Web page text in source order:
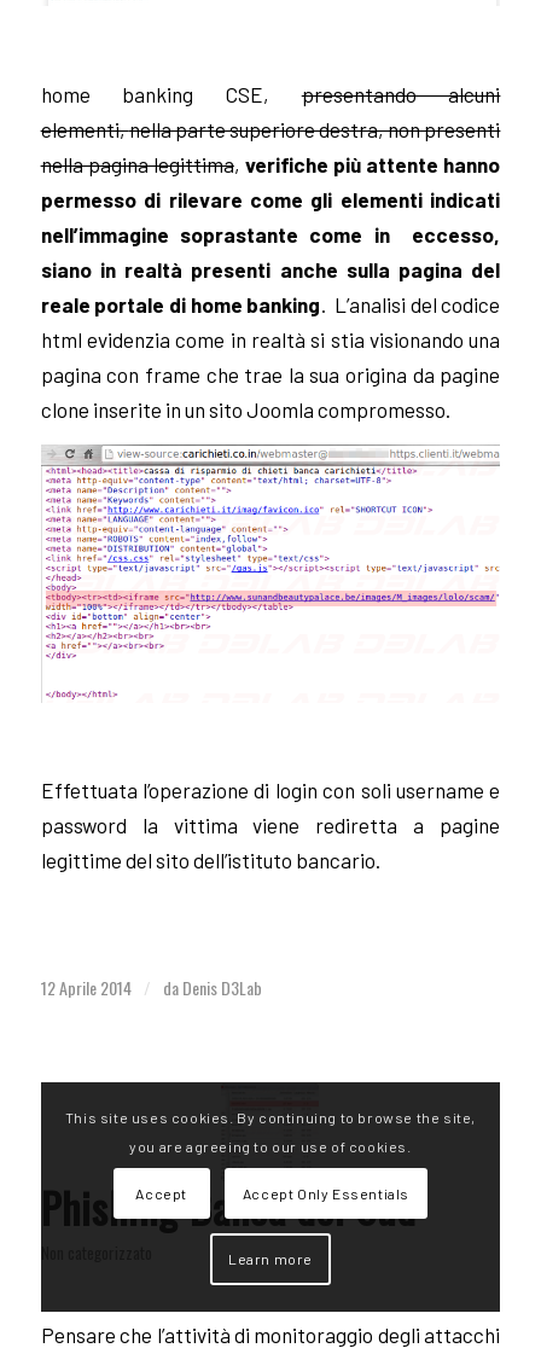
home banking CSE,presentando alcuni
elementi,nella parte superiore destra, non presenti
nella pagina legittima, verifiche più attente hanno
permesso di rilevare come gli elementi indicati
nell’immagine soprastante come in eccesso,
siano in realtà presenti anche sulla pagina del
reale portale di home banking . L’analisi del codice
html evidenzia come in realtà si stia visionando una
pagina con frame che trae la sua origina da pagine
clone inserite in un sito Joomla compromesso.
Effettuata l’operazione di login con soli username e
password la vittima viene rediretta a pagine
legittime del sito dell’istituto bancario.
12 Aprile 2014 / daDenis D3Lab
Phishing Banca del Sud
Pensare che l’attività di monitoraggio degli attacchi
This site uses cookies. By continuing to browse the site,
you are agreeing to our use of cookies.
Accept Accept Only Essentials
Learn more